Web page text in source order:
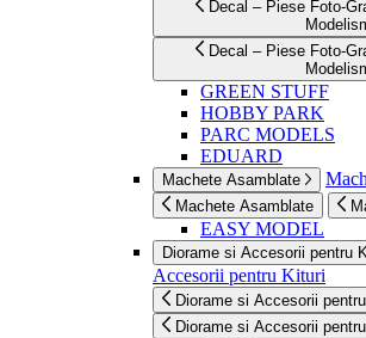
Decal – Piese Foto-Gravate și Zimmerit
Decal – Piese Foto-Gravate și Zimmerit
GREEN STUFF
HOBBY PARK
PARC MODELS
EDUARD
Machete Asamblate
Machete Asamblate
EASY MODEL
Diorame si Accesorii pentru
Accesorii pentru Kituri
Diorame si Accesorii
Diorame si Accesorii